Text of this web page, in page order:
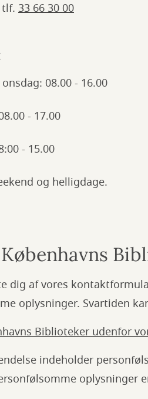
33 66 30 00
08.00 - 16.00
- 17.00
- 15.00
og helligdage.
dig af vores
oplysninger. Svartiden
Biblioteker udenfor
indeholder
oplysninger